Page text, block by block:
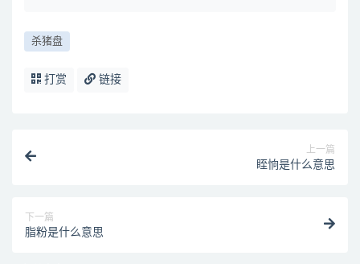
杀猪盘
打赏 链接
上一篇
眰恦是什么意思
下一篇
脂粉是什么意思